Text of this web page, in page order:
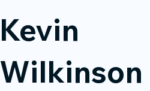
Kevin
Wilkinson